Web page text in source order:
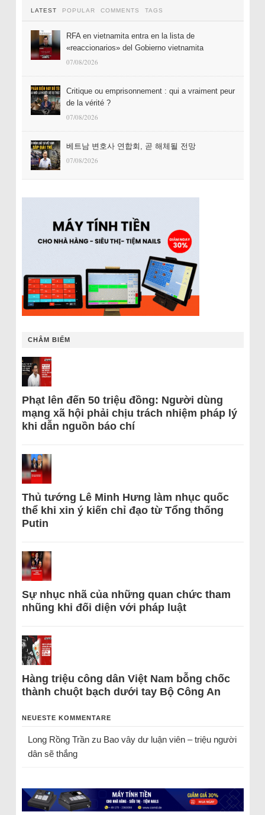
LATEST POPULAR COMMENTS TAGS
RFA en vietnamita entra en la lista de
«reaccionarios» del Gobierno vietnamita
07/08/2026
Critique ou emprisonnement : qui a vraiment peur
de la vérité ?
07/08/2026
베트남 변호사 연합회, 곧 해체될 전망
07/08/2026
CHÂM BIẾM
Phạt lên đến 50 triệu đồng: Người dùng
mạng xã hội phải chịu trách nhiệm pháp lý
khi dẫn nguồn báo chí
Thủ tướng Lê Minh Hưng làm nhục quốc
thể khi xin ý kiến chỉ đạo từ Tổng thống
Putin
Sự nhục nhã của những quan chức tham
nhũng khi đối diện với pháp luật
Hàng triệu công dân Việt Nam bỗng chốc
thành chuột bạch dưới tay Bộ Công An
NEUESTE KOMMENTARE
Long Rồng Trầnzu Bao vây dư luận viên – triệu người
dân sẽ thắng